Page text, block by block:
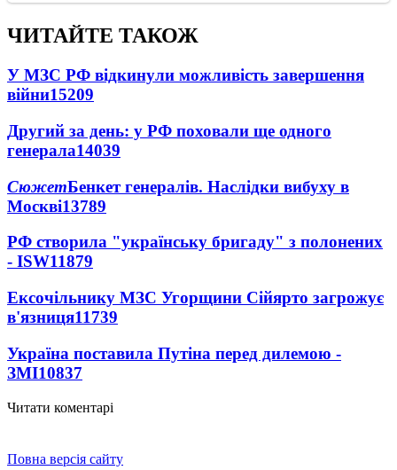
ЧИТАЙТЕ ТАКОЖ
У МЗС РФ відкинули можливість завершення
війни15209
Другий за день: у РФ поховали ще одного
генерала14039
СюжетБенкет генералів. Наслідки вибуху в
Москві13789
РФ створила "українську бригаду" з полонених
- ISW11879
Ексочільнику МЗС Угорщини Сійярто загрожує
в'язниця11739
Україна поставила Путіна перед дилемою -
ЗМІ10837
Читати коментарі
Повна версія сайту